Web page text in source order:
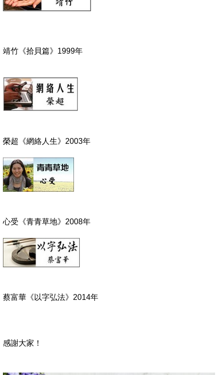
靖竹《拾貝篇》 1999年
榮超《網絡人生》 2003年
心受《青青草地》 2008年
蔡富華《以字弘法》 2014年
感謝大家！